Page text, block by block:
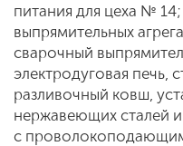
питания для цеха №
выпрямительных
сварочный
электродуговая печь,
разливочный ковш,
нержавеющих сталей
с